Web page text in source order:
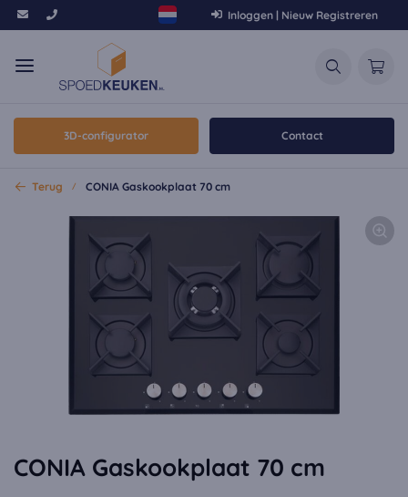
Inloggen | Nieuw Registreren
3D-configurator Contact
Terug CONIA Gaskookplaat 70 cm
CONIA Gaskookplaat 70 cm